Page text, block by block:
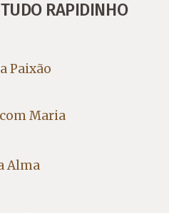
RAPIDINHO
Paixão
Maria
Alma